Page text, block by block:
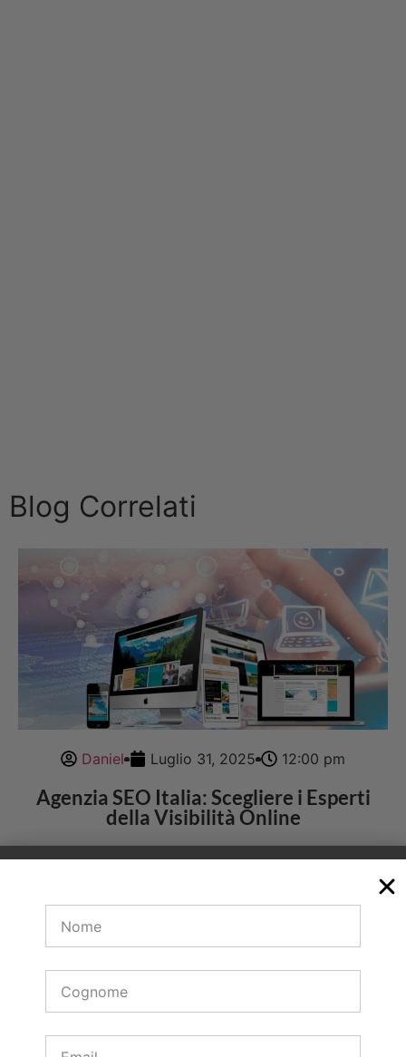
Blog Correlati
Daniel Luglio 31, 2025 12:00 pm
Agenzia SEO Italia: Scegliere i Esperti
della Visibilità Online
Nel 2025 avere un sito web non basta Se non è
visibile è come avere un negozio in una via deserta
La soluzione Una agenzia SEO Italia nbsp